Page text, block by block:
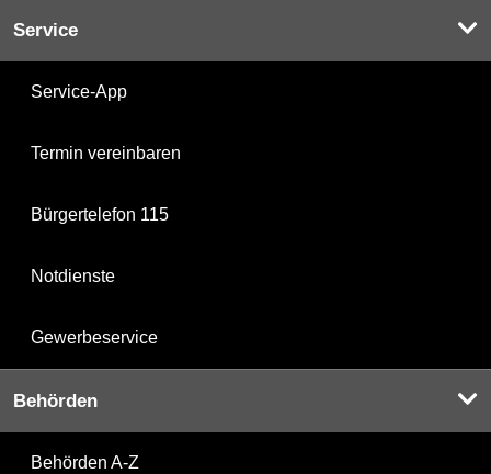
Service
Service-App
Termin vereinbaren
Bürgertelefon 115
Notdienste
Gewerbeservice
Behörden
Behörden A-Z